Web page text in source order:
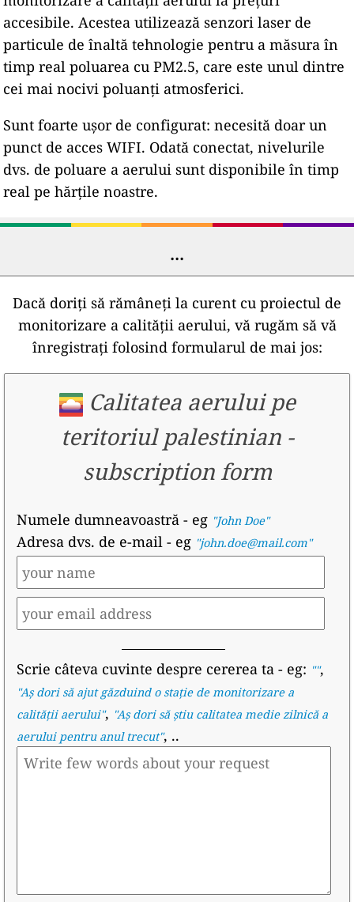
accesibile. Acestea utilizează senzori laser de
particule de înaltă tehnologie pentru a măsura în
timp real poluarea cu PM2.5, care este unul dintre
cei mai nocivi poluanți atmosferici.
Sunt foarte ușor de configurat: necesită doar un
punct de acces WIFI. Odată conectat, nivelurile
dvs. de poluare a aerului sunt disponibile în timp
real pe hărțile noastre.
...
Dacă doriți să rămâneți la curent cu proiectul de
monitorizare a calității aerului, vă rugăm să vă
înregistrați folosind formularul de mai jos:
Calitatea aerului pe
teritoriul palestinian-
subscription form
Numele dumneavoastră- eg "John Doe"
Adresa dvs. de e-mail- eg "john.doe@mail.com"
Scrie câteva cuvinte despre cererea ta- eg: "",
"Aș dori să ajut găzduind o stație de monitorizare a
calității aerului", "Aș dori să știu calitatea medie zilnică a
aerului pentru anul trecut", ..